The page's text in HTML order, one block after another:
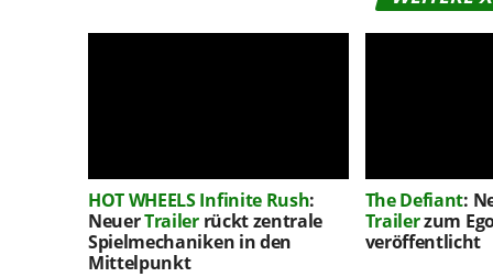
HOT WHEELS Infinite Rush:
NeuerTrailerrückt zentrale
Spielmechaniken in den
Mittelpunkt
The Defiant:
Trailerzum
veröffentlicht